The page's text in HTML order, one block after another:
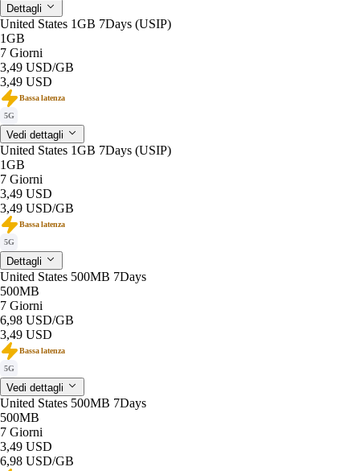
Dettagli
United States 1GB 7Days (USIP)
1GB
7 Giorni
3,49 USD/GB
3,49 USD
Bassa latenza
5G
Vedi dettagli
United States 1GB 7Days (USIP)
1GB
7 Giorni
3,49 USD
3,49 USD/GB
Bassa latenza
5G
Dettagli
United States 500MB 7Days
500MB
7 Giorni
6,98 USD/GB
3,49 USD
Bassa latenza
5G
Vedi dettagli
United States 500MB 7Days
500MB
7 Giorni
3,49 USD
6,98 USD/GB